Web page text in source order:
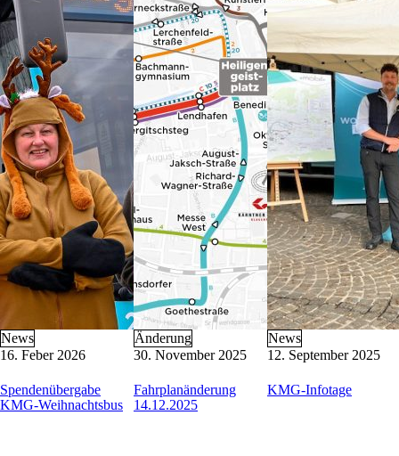
KMG-Busschule
Barrierefreie Mobilität
Busverkehr im Blackout-Fall
Buswerbung
Parkraum-Management
Nützliche Links
Kontakt
KMG-Kundenservice
Heiligengeistplatz 12
9020 Klagenfurt am Wörthersee
Öffnungszeiten: Mo-Fr 6:30 – 14:30 Uhr
E-Mail:kundenservice@k-m-g.at
Telefon:+43 463 521 5420 (Mo-Do 8:00 – 15:00 Uhr, Fr 8:00 –
News
16. Feber 2026
Spendenübergabe
KMG-Weihnachtsbus
Änderung
30. November 2025
Fahrplanänderung
14.12.2025
News
12. September 2025
KMG-Infotage